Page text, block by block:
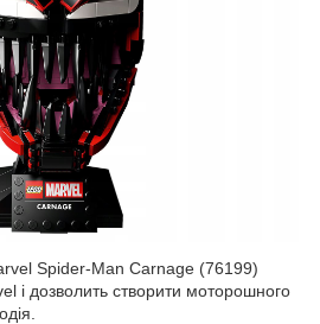
Spider-Man Carnage (76199)
і дозволить створити моторошного